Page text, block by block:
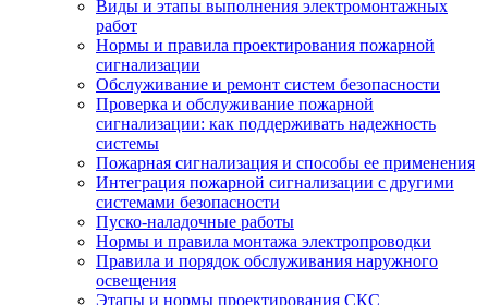
Виды и этапы выполнения электромонтажных
работ
Нормы и правила проектирования пожарной
сигнализации
Обслуживание и ремонт систем безопасности
Проверка и обслуживание пожарной
сигнализации: как поддерживать надежность
системы
Пожарная сигнализация и способы ее применения
Интеграция пожарной сигнализации с другими
системами безопасности
Пуско-наладочные работы
Нормы и правила монтажа электропроводки
Правила и порядок обслуживания наружного
освещения
Этапы и нормы проектирования СКС